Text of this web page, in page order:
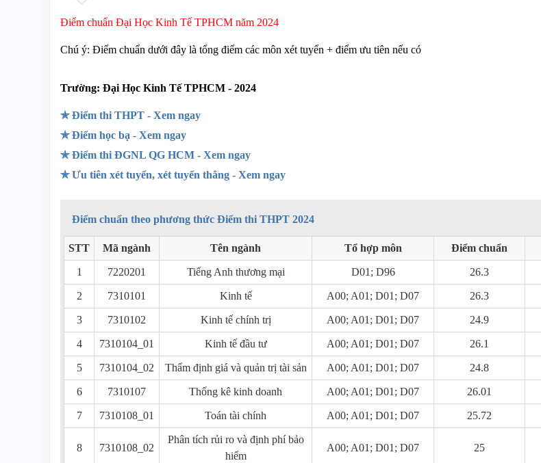
Điểm chuẩn Đại Học Kinh Tế TPHCM năm 2024
Chú ý: Điểm chuẩn dưới đây là tổng điểm các môn xét tuyển + điểm ưu tiên nếu có
Trường: Đại Học Kinh Tế TPHCM - 2024
✯ Điểm thi THPT - Xem ngay
✯ Điểm học bạ - Xem ngay
✯ Điểm thi ĐGNL QG HCM - Xem ngay
✯ Ưu tiên xét tuyển, xét tuyển thẳng - Xem ngay
Điểm chuẩn theo phương thức Điểm thi THPT 2024
STT Mã ngành Tên ngành Tổ hợp môn Điểm chuẩn
1 7220201 Tiếng Anh thương mại D01; D96 26.3
2 7310101 Kinh tế A00; A01; D01; D07 26.3
3 7310102 Kinh tế chính trị A00; A01; D01; D07 24.9
4 7310104_01 Kinh tế đầu tư A00; A01; D01; D07 26.1
5 7310104_02 Thẩm định giá và quản trị tài sản A00; A01; D01; D07 24.8
6 7310107 Thống kê kinh doanh A00; A01; D01; D07 26.01
7 7310108_01 Toán tài chính A00; A01; D01; D07 25.72
8 7310108_02
Phân tích rủi ro và định phí bảo
hiểm
A00; A01; D01; D07 25